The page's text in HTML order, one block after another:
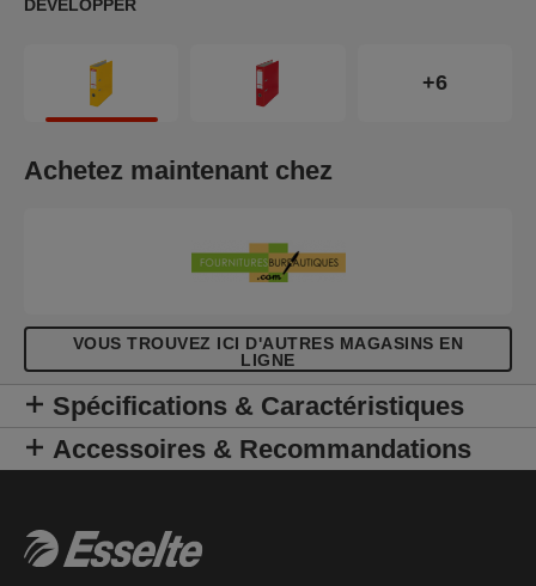
DÉVELOPPER
+6
Achetez maintenant chez
VOUS TROUVEZ ICI D'AUTRES MAGASINS EN
LIGNE
Spécifications & Caractéristiques
Accessoires & Recommandations